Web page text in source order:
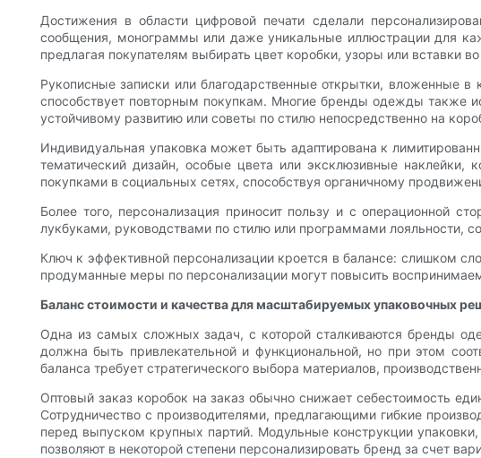
Достижения в области цифровой печати сделали
сообщения, монограммы или даже уникальные иллюстрации для
предлагая покупателям выбирать цвет коробки, узоры или вставки
Рукописные записки или благодарственные открытки, вложенные
способствует повторным покупкам. Многие бренды одежды также
устойчивому развитию или советы по стилю непосредственно на
Индивидуальная упаковка может быть адаптирована к
тематический дизайн, особые цвета или эксклюзивные наклейки,
покупками в социальных сетях, способствуя органичному
Более того, персонализация приносит пользу и с операционной
лукбуками, руководствами по стилю или программами
Ключ к эффективной персонализации кроется в балансе: слишком
продуманные меры по персонализации могут повысить
Баланс стоимости и качества для масштабируемых упаковочных
Одна из самых сложных задач, с которой сталкиваются бренды
должна быть привлекательной и функциональной, но при этом
баланса требует стратегического выбора материалов,
Оптовый заказ коробок на заказ обычно снижает себестоимость
Сотрудничество с производителями, предлагающими гибкие
перед выпуском крупных партий. Модульные конструкции
позволяют в некоторой степени персонализировать бренд за счет